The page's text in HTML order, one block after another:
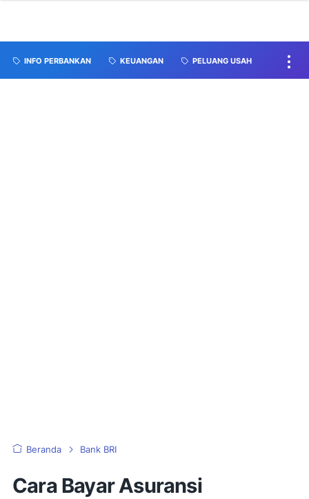
INFO PERBANKAN KEUANGAN PELUANG USAH
Beranda Bank BRI
Cara Bayar Asuransi